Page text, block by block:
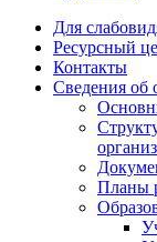
Для
Ресурсный
Контакты
Сведения об
Планы